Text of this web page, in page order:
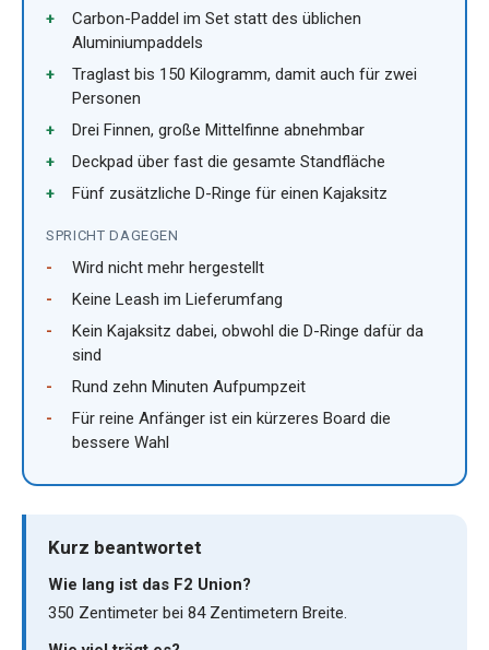
Carbon-Paddel im Set statt des üblichen
Aluminiumpaddels
Traglast bis 150 Kilogramm, damit auch für zwei
Personen
Drei Finnen, große Mittelfinne abnehmbar
Deckpad über fast die gesamte Standfläche
Fünf zusätzliche D-Ringe für einen Kajaksitz
SPRICHT DAGEGEN
Wird nicht mehr hergestellt
Keine Leash im Lieferumfang
Kein Kajaksitz dabei, obwohl die D-Ringe dafür da
sind
Rund zehn Minuten Aufpumpzeit
Für reine Anfänger ist ein kürzeres Board die
bessere Wahl
Kurz beantwortet
Wie lang ist das F2 Union?
350 Zentimeter bei 84 Zentimetern Breite.